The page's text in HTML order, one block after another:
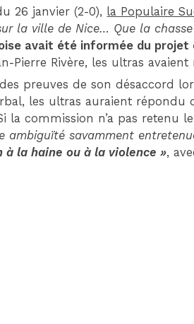
26 janvier (2-0), la Populaire
la ville de Nice… Que la
avait été informée du projet
Pierre Rivère, les ultras
preuves de son désaccord
les ultras auraient répondu
la commission n’a pas retenu
ambiguïté savamment
à la haine ou à la violence »,